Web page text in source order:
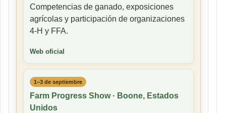
Competencias de ganado, exposiciones
agrícolas y participación de organizaciones
4-H y FFA.
Web oficial
1–3 de septiembre
Farm Progress Show · Boone, Estados
Unidos